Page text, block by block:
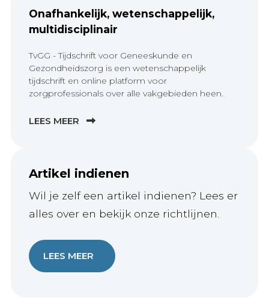
Onafhankelijk, wetenschappelijk,
multidisciplinair
TvGG - Tijdschrift voor Geneeskunde en
Gezondheidszorg is een wetenschappelijk
tijdschrift en online platform voor
zorgprofessionals over alle vakgebieden heen.
LEES MEER
Artikel indienen
Wil je zelf een artikel indienen? Lees er
alles over en bekijk onze richtlijnen.
LEES MEER